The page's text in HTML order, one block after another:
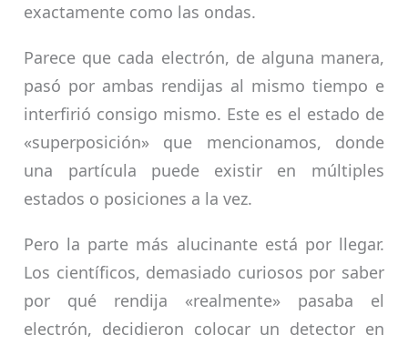
exactamente como las ondas.
Parece que cada electrón, de alguna manera,
pasó por ambas rendijas al mismo tiempo e
interfirió consigo mismo. Este es el estado de
«superposición» que mencionamos, donde
una partícula puede existir en múltiples
estados o posiciones a la vez.
Pero la parte más alucinante está por llegar.
Los científicos, demasiado curiosos por saber
por qué rendija «realmente» pasaba el
electrón, decidieron colocar un detector en